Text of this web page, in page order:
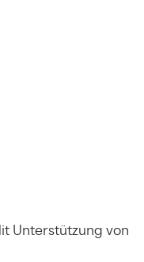
Unterstützung von